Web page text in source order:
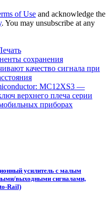
of Use and acknowledge the
. You may unsubscribe at any
сохранения
качество сигнала при
MC12XS3 —
верхнего плеча серии
приборах
усилитель с малым
выходными сигналами,
Rail)